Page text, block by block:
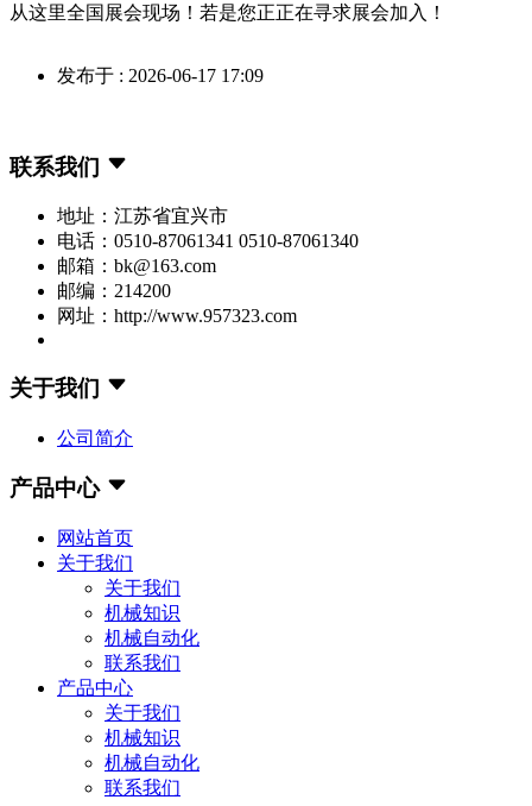
从这里全国展会现场！若是您正正在寻求展会加入！
发布于 : 2026-06-17 17:09
联系我们
地址：江苏省宜兴市
电话：0510-87061341 0510-87061340
邮箱：bk@163.com
邮编：214200
网址：http://www.957323.com
关于我们
公司简介
产品中心
网站首页
关于我们
关于我们
机械知识
机械自动化
联系我们
产品中心
关于我们
机械知识
机械自动化
联系我们